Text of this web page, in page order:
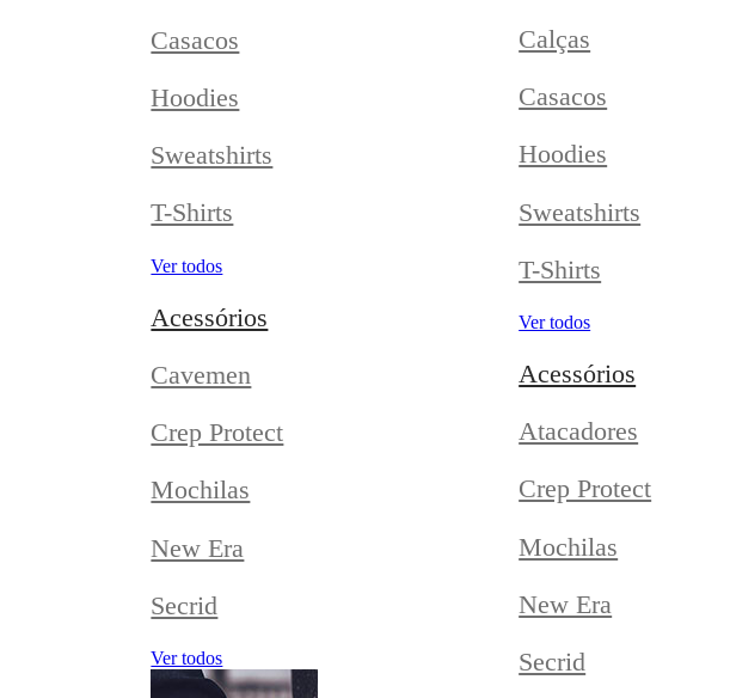
Casacos
Hoodies
Sweatshirts
T-Shirts
Ver todos
Acessórios
Cavemen
Crep Protect
Mochilas
New Era
Secrid
Ver todos
Calças
Casacos
Hoodies
Sweatshirts
T-Shirts
Ver todos
Acessórios
Atacadores
Crep Protect
Mochilas
New Era
Secrid